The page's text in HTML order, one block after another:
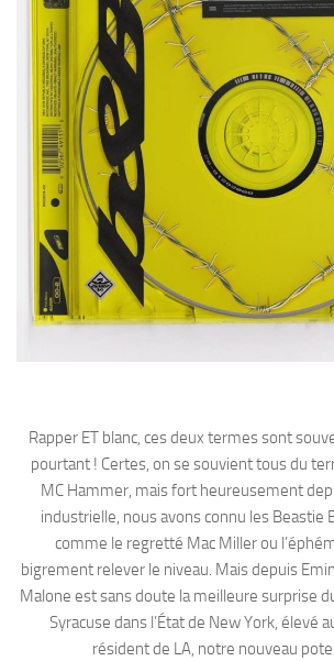
Rapper ET blanc, ces deux termes sont
pourtant ! Certes, on se souvient tous du
MC Hammer, mais fort heureusement
industrielle, nous avons connu les Beastie
comme le regretté Mac Miller ou
bigrement relever le niveau. Mais depuis
Malone est sans doute la meilleure surprise
Syracuse dans l’État de New York, élevé
résident de LA, notre nouveau